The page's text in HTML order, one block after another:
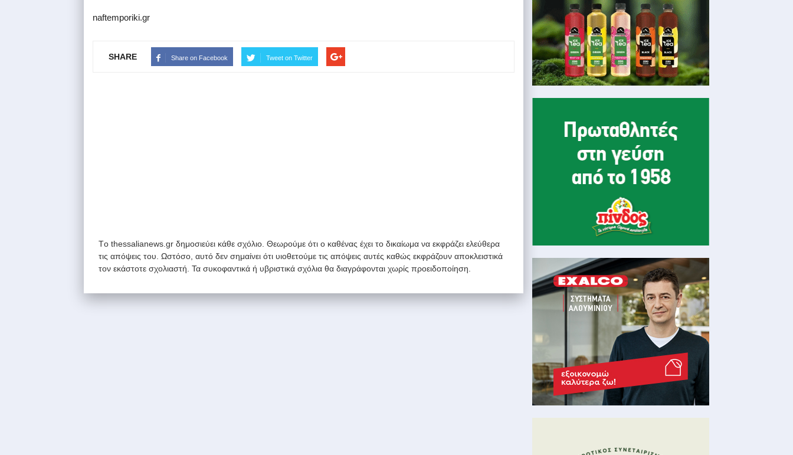
naftemporiki.gr
SHARE Share on Facebook Tweet on Twitter
Tο thessalianews.gr δημοσιεύει κάθε σχόλιο. Θεωρούμε ότι ο καθένας έχει το δικαίωμα να εκφράζει ελεύθερα
τις απόψεις του. Ωστόσο, αυτό δεν σημαίνει ότι υιοθετούμε τις απόψεις αυτές καθώς εκφράζουν αποκλειστικά
τον εκάστοτε σχολιαστή. Τα συκοφαντικά ή υβριστικά σχόλια θα διαγράφονται χωρίς προειδοποίηση.